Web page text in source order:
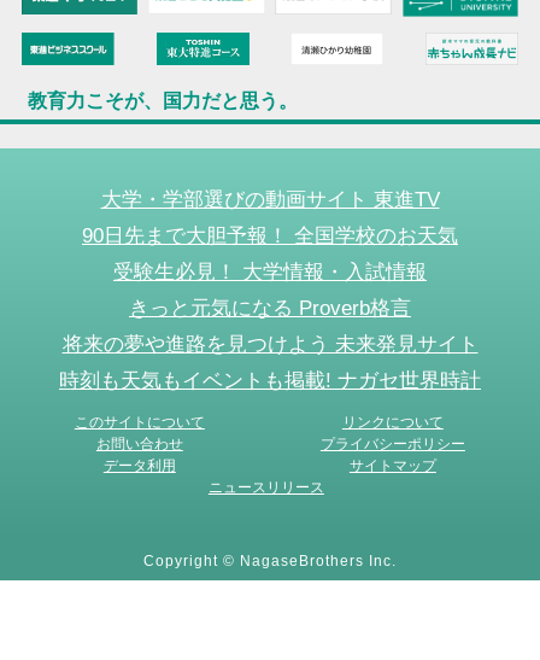
教育力こそが、国力だと思う。
大学・学部選びの動画サイト 東進TV
90日先まで大胆予報！ 全国学校のお天気
受験生必見！ 大学情報・入試情報
きっと元気になる Proverb格言
将来の夢や進路を見つけよう 未来発見サイト
時刻も天気もイベントも掲載! ナガセ世界時計
このサイトについて
リンクについて
お問い合わせ
プライバシーポリシー
データ利用
サイトマップ
ニュースリリース
Copyright © NagaseBrothers Inc.